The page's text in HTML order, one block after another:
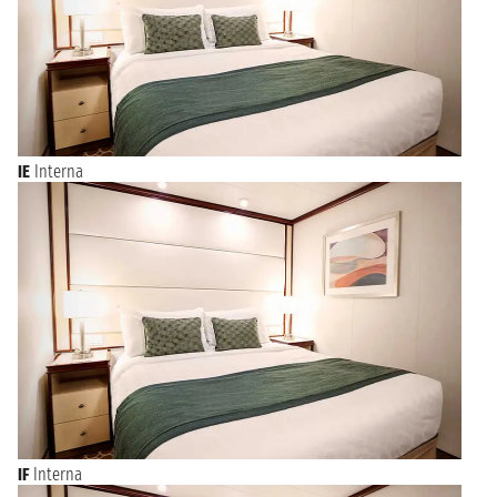
domenica 5 marzo 2028 NAVIGAZIONE
lunedì 6 marzo 2028 NAVIGAZIONE
martedì 7 marzo 2028
12:00 - n.d.
TROMSO
mercoledì 8 marzo 2028
n.d. - 18:00
10:00 - 23:00
ALTA
venerdì 10 marzo 2028 NAVIGAZIONE
sabato 11 marzo 2028 NAVIGAZIONE
domenica 12 marzo 2028
08:00 - 18:00
TRONDHEIM
lunedì 13 marzo 2028
08:00 - 17:00
ALESUND
IE Interna
IF Interna